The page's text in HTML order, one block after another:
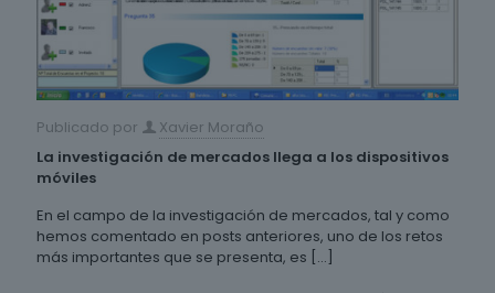
Publicado por
Xavier Moraño
La investigación de mercados llega a los dispositivos
móviles
En el campo de la investigación de mercados, tal y como
hemos comentado en posts anteriores, uno de los retos
más importantes que se presenta, es […]